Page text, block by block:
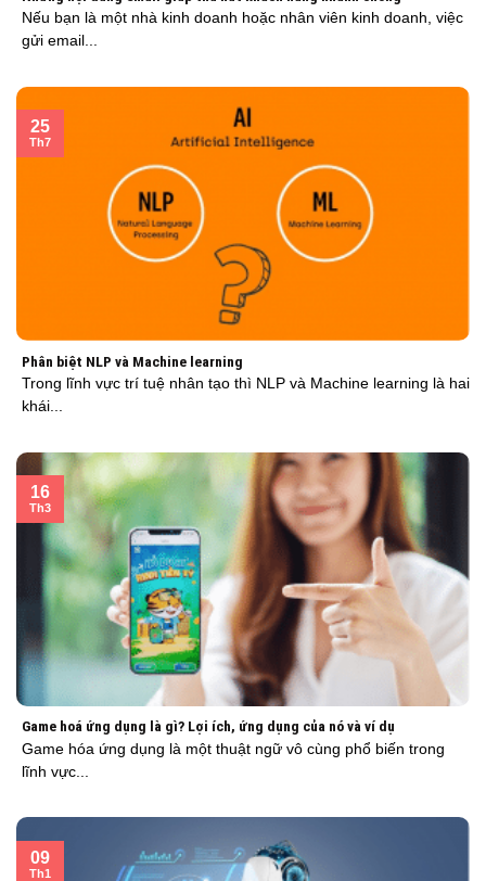
Nếu bạn là một nhà kinh doanh hoặc nhân viên kinh doanh, việc
gửi email...
Phân biệt NLP và Machine learning
Trong lĩnh vực trí tuệ nhân tạo thì NLP và Machine learning là hai
khái...
25
Th7
Game hoá ứng dụng là gì? Lợi ích, ứng dụng của nó và ví dụ
Game hóa ứng dụng là một thuật ngữ vô cùng phổ biến trong
lĩnh vực...
16
Th3
09
Th1